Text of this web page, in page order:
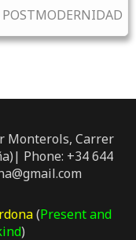
POSTMODERNIDAD
Monterols, Carrer
Phone: +34 644
(Present and
)